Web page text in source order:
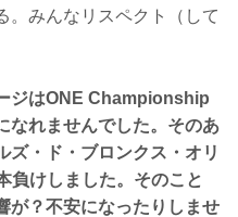
。みんなリスペクト（して
ジはONE Championship
なれませんでした。そのあ
ズ・ド・ブロンクス・オリ
負けしました。そのこと
が？不安になったりしませ